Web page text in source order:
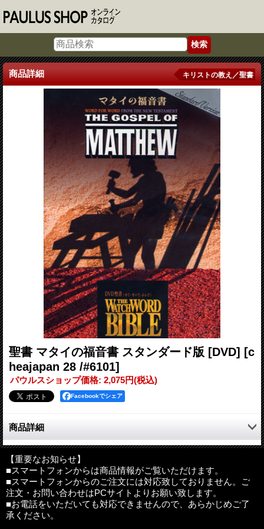
商品詳細 キリストの教え／聖書
聖書 マタイの福音書 スタンダード版 [DVD] [c
heajapan 28 /#6101]
パウルスショップ価格: 2,075円(税込)
Facebookでシェア
商品詳細
新約聖書、最初の福音書、「マタイの福音書」。
「山上の垂訓」を含む、新約聖書の巨編、全聖句を196分に映像
化しました。
聖地イスラエル、ローマを舞台に「聖書」のメッセージが鮮やか
に蘇る。
新改訳聖書を採用。
【重要なお知らせ】
■スマートフォンからは商品情報がご覧いただけます。
■スマートフォンからのご注文には対応致しておりません。ご
注文・お問い合わせはPCサイトよりお願い致します。
■お電話をいただいても対応できませんので、あらかじめご了
承ください。